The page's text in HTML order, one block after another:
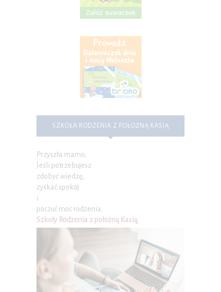
SZKOŁA RODZENIA Z POŁOŻNĄ KASIĄ
Przyszła mamo,
Jeśli potrzebujesz
zdobyć wiedzę,
zyskać spokój
i
poczuć moc rodzenia.
Szkoły Rodzenia z położną Kasią.